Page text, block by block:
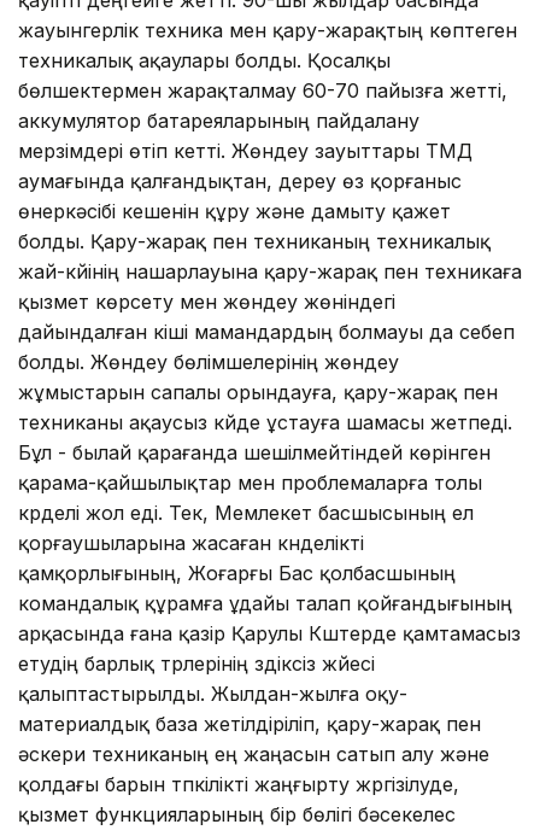
жауынгерлік техника мен қару-жарақтың көптеген
техникалық ақаулары болды. Қосалқы
бөлшектермен жарақталмау 60-70 пайызға жетті,
аккумулятор батареяларының пайдалану
мерзімдері өтіп кетті. Жөндеу зауыттары ТМД
аумағында қалғандықтан, дереу өз қорғаныс
өнеркәсібі кешенін құру және дамыту қажет
болды. Қару-жарақ пен техниканың техникалық
жай-күйінің нашарлауына қару-жарақ пен техникаға
қызмет көрсету мен жөндеу жөніндегі
дайындалған кіші мамандардың болмауы да себеп
болды. Жөндеу бөлімшелерінің жөндеу
жұмыстарын сапалы орындауға, қару-жарақ пен
техниканы ақаусыз күйде ұстауға шамасы жетпеді.
Бұл - былай қарағанда шешілмейтіндей көрінген
қарама-қайшылықтар мен проблемаларға толы
күрделі жол еді. Тек, Мемлекет басшысының ел
қорғаушыларына жасаған күнделікті
қамқорлығының, Жоғарғы Бас қолбасшының
командалық құрамға ұдайы талап қойғандығының
арқасында ғана қазір Қарулы Күштерде қамтамасыз
етудің барлық түрлерінің үздіксіз жүйесі
қалыптастырылды. Жылдан-жылға оқу-
материалдық база жетілдіріліп, қару-жарақ пен
әскери техниканың ең жаңасын сатып алу және
қолдағы барын түпкілікті жаңғырту жүргізілуде,
қызмет функцияларының бір бөлігі бәсекелес